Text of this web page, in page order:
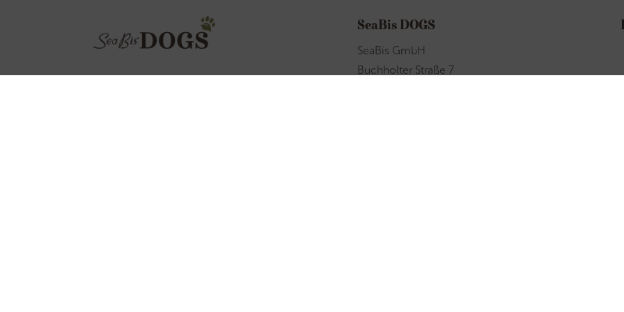
SeaBis DOGS
SeaBis GmbH
Buchholter Straße 7